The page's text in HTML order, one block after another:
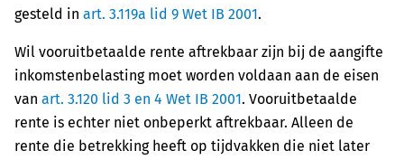
gesteld in art. 3.119a lid 9 Wet IB 2001.
Wil vooruitbetaalde rente aftrekbaar zijn bij de aangifte
inkomstenbelasting moet worden voldaan aan de eisen
van art. 3.120 lid 3 en 4 Wet IB 2001. Vooruitbetaalde
rente is echter niet onbeperkt aftrekbaar. Alleen de
rente die betrekking heeft op tijdvakken die niet later